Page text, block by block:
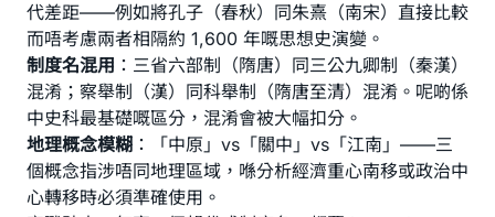
代差距——例如將孔子（春秋）同朱熹（南宋）直接比較
而唔考慮兩者相隔約 1,600 年嘅思想史演變。
制度名混用 ：三省六部制（隋唐）同三公九卿制（秦漢）
混淆；察舉制（漢）同科舉制（隋唐至清）混淆。呢啲係
中史科最基礎嘅區分，混淆會被大幅扣分。
地理概念模糊 ：「中原」vs「關中」vs「江南」——三
個概念指涉唔同地理區域，喺分析經濟重心南移或政治中
心轉移時必須準確使用。